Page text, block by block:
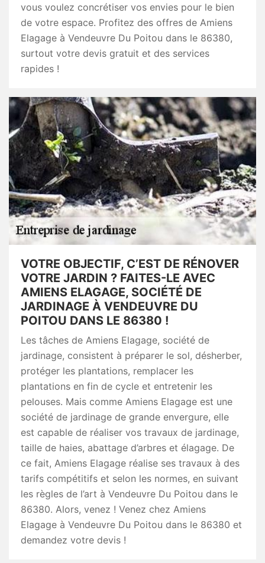
vous voulez concrétiser vos envies pour le bien
de votre espace. Profitez des offres de Amiens
Elagage à Vendeuvre Du Poitou dans le 86380,
surtout votre devis gratuit et des services
rapides !
VOTRE OBJECTIF, C’EST DE RÉNOVER
VOTRE JARDIN ? FAITES-LE AVEC
AMIENS ELAGAGE, SOCIÉTÉ DE
JARDINAGE À VENDEUVRE DU
POITOU DANS LE 86380 !
Les tâches de Amiens Elagage, société de
jardinage, consistent à préparer le sol, désherber,
protéger les plantations, remplacer les
plantations en fin de cycle et entretenir les
pelouses. Mais comme Amiens Elagage est une
société de jardinage de grande envergure, elle
est capable de réaliser vos travaux de jardinage,
taille de haies, abattage d’arbres et élagage. De
ce fait, Amiens Elagage réalise ses travaux à des
tarifs compétitifs et selon les normes, en suivant
les règles de l’art à Vendeuvre Du Poitou dans le
86380. Alors, venez ! Venez chez Amiens
Elagage à Vendeuvre Du Poitou dans le 86380 et
demandez votre devis !